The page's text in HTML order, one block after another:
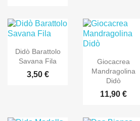
Didò Barattolo
Savana Fila
3,50 €
Giocacrea
Mandragolina
Didò
11,90 €